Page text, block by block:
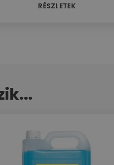
RÉSZLETEK